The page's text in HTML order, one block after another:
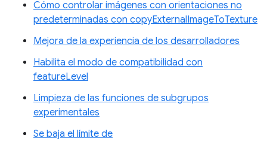
Cómo controlar imágenes con orientaciones no
predeterminadas con copyExternalImageToTexture
Mejora de la experiencia de los desarrolladores
Habilita el modo de compatibilidad con
featureLevel
Limpieza de las funciones de subgrupos
experimentales
Se baja el límite de